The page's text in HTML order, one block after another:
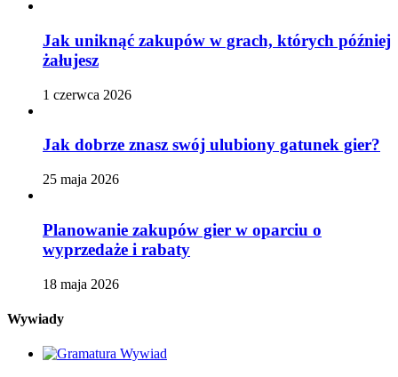
Jak uniknąć zakupów w grach, których później
żałujesz
1 czerwca 2026
Jak dobrze znasz swój ulubiony gatunek gier?
25 maja 2026
Planowanie zakupów gier w oparciu o
wyprzedaże i rabaty
18 maja 2026
Wywiady